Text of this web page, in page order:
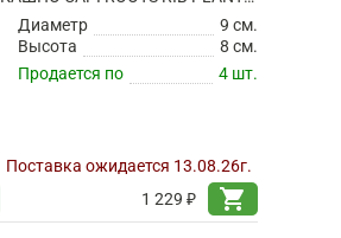
Диаметр
9 см.
Высота
8 см.
Продается по
4 шт.
Поставка ожидается 13.08.26г.
1 229 ₽
shopping_cart